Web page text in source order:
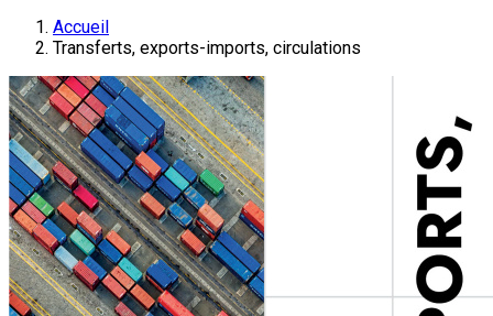
Accueil
Transferts, exports-imports, circulations